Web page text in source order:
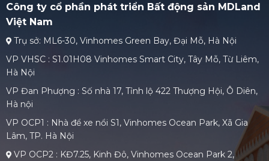
Công ty cổ phần phát triển Bất động sản MDLand
Việt Nam
Trụ sở: ML6-30, Vinhomes Green Bay, Đại Mỗ, Hà Nội
VP VHSC : S1.01H08 Vinhomes Smart City, Tây Mỗ, Từ Liêm,
Hà Nội
VP Đan Phượng : Số nhà 17, Tỉnh lộ 422 Thượng Hội, Ô Diên,
Hà nội
VP OCP1 : Nhà để xe nổi S1, Vinhomes Ocean Park, Xã Gia
Lâm, TP. Hà Nội
VP OCP2 : KĐ7.25, Kinh Đô, Vinhomes Ocean Park 2,